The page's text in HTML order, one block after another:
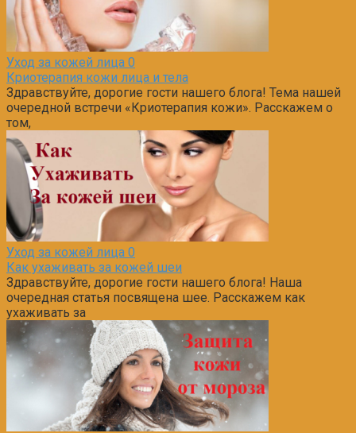
Уход за кожей лица 0
Криотерапия кожи лица и тела
Здравствуйте, дорогие гости нашего блога! Тема нашей
очередной встречи «Криотерапия кожи». Расскажем о
том,
Уход за кожей лица 0
Как ухаживать за кожей шеи
Здравствуйте, дорогие гости нашего блога! Наша
очередная статья посвящена шее. Расскажем как
ухаживать за